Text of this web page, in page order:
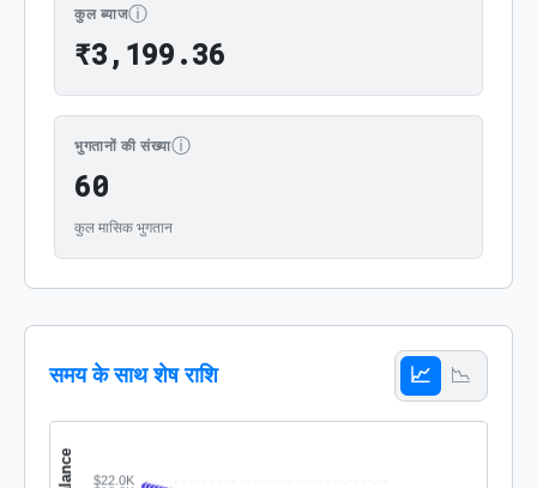
कुल ब्याजⓘ
₹3, 199.36
भुगतानों की संख्याⓘ
6060
कुल मासिक भुगतान
समय के साथ शेष राशि 📈 📉